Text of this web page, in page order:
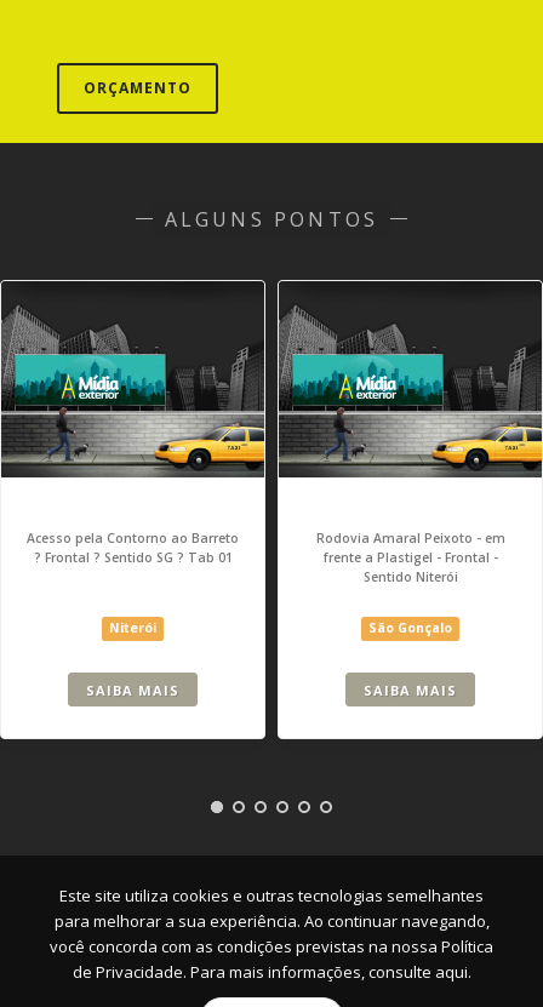
Este site utiliza cookies e outras tecnologias semelhantes
para melhorar a sua experiência. Ao continuar navegando,
você concorda com as condições previstas na nossa Política
de Privacidade. Para mais informações, consulte aqui.
ORÇAMENTO
ALGUNS PONTOS
Acesso pela Contorno ao Barreto
? Frontal ? Sentido SG ? Tab 01
Niterói
SAIBA MAIS
Rodovia Amaral Peixoto - em
frente a Plastigel - Frontal -
Sentido Niterói
São Gonçalo
SAIBA MAIS
Empresa|Serviços|Pontos|Contato